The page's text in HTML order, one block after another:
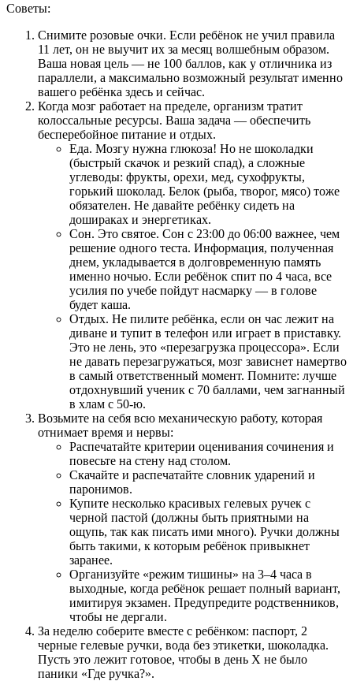
Советы:
Снимите розовые очки. Если ребёнок не учил правила
11 лет, он не выучит их за месяц волшебным образом.
Ваша новая цель — не 100 баллов, как у отличника из
параллели, а максимально возможный результат именно
вашего ребёнка здесь и сейчас.
Когда мозг работает на пределе, организм тратит
колоссальные ресурсы. Ваша задача — обеспечить
бесперебойное питание и отдых.
Еда. Мозгу нужна глюкоза! Но не шоколадки
(быстрый скачок и резкий спад), а сложные
углеводы: фрукты, орехи, мед, сухофрукты,
горький шоколад. Белок (рыба, творог, мясо) тоже
обязателен. Не давайте ребёнку сидеть на
дошираках и энергетиках.
Сон. Это святое. Сон с 23:00 до 06:00 важнее, чем
решение одного теста. Информация, полученная
днем, укладывается в долговременную память
именно ночью. Если ребёнок спит по 4 часа, все
усилия по учебе пойдут насмарку — в голове
будет каша.
Отдых. Не пилите ребёнка, если он час лежит на
диване и тупит в телефон или играет в приставку.
Это не лень, это «перезагрузка процессора». Если
не давать перезагружаться, мозг зависнет намертво
в самый ответственный момент. Помните: лучше
отдохнувший ученик с 70 баллами, чем загнанный
в хлам с 50-ю.
Возьмите на себя всю механическую работу, которая
отнимает время и нервы:
Распечатайте критерии оценивания сочинения и
повесьте на стену над столом.
Скачайте и распечатайте словник ударений и
паронимов.
Купите несколько красивых гелевых ручек с
черной пастой (должны быть приятными на
ощупь, так как писать ими много). Ручки должны
быть такими, к которым ребёнок привыкнет
заранее.
Организуйте «режим тишины» на 3–4 часа в
выходные, когда ребёнок решает полный вариант,
имитируя экзамен. Предупредите родственников,
чтобы не дергали.
За неделю соберите вместе с ребёнком: паспорт, 2
черные гелевые ручки, вода без этикетки, шоколадка.
Пусть это лежит готовое, чтобы в день Х не было
паники «Где ручка?».